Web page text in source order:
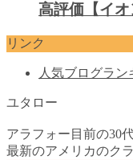
高評価【イ
リンク
人気ブログラン
ユタロー
アラフォー目前の30
最新のアメリカのク